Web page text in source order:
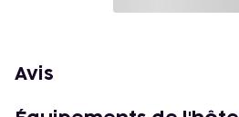
Avis